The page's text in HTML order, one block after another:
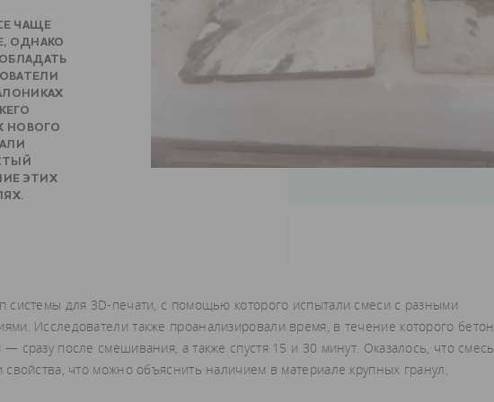
ЧАЩЕ
ОДНАКО
НОВОГО
ЭТИХ
системы для 3D-печати, с помощью которого испытали смеси с разными
Исследователи также проанализировали время, в течение которого бетон
сразу после смешивания, а также спустя 15 и 30 минут. Оказалось, что смесь
свойства, что можно объяснить наличием в материале крупных гранул,